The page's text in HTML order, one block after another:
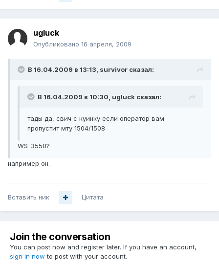
ugluck
Опубликовано 16 апреля, 2009
В 16.04.2009 в 13:13, survivor сказал:
В 16.04.2009 в 10:30, ugluck сказал:
тады да, свич с куинку если оператор вам
пропустит мту 1504/1508
WS-3550?
например он.
Вставить ник Цитата
Join the conversation
You can post now and register later. If you have an account,
sign in now to post with your account.